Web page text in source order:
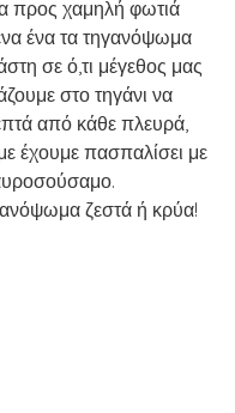
προς χαμηλή φωτιά
ένα τα τηγανόψωμα
σε ό,τι μέγεθος μας
στο τηγάνι να
από κάθε πλευρά,
έχουμε πασπαλίσει με
ζεστά ή κρύα!